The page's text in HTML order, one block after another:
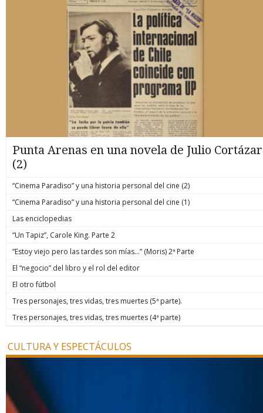
Punta Arenas en una novela de Julio Cortázar
(2)
“Cinema Paradiso” y una historia personal del cine (2)
“Cinema Paradiso” y una historia personal del cine (1)
Las enciclopedias
“Un Tapiz”, Carole King. Parte 2
“Estoy viejo pero las tardes son mías…” (Moris) 2ª Parte
El “negocio” del libro y el rol del editor
El otro fútbol
Tres personajes, tres vidas, tres muertes (5ª parte).
Tres personajes, tres vidas, tres muertes (4ª parte)
CULTURA Y ESPECTÁCULOS